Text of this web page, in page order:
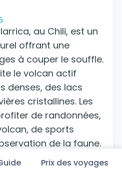
Prix des voyages
au Chili, est un
offrant une
à couper le souffle.
le volcan actif
denses, des lacs
cristallines. Les
de randonnées,
de sports
de la faune.
d'arbres
les araucarias. Il